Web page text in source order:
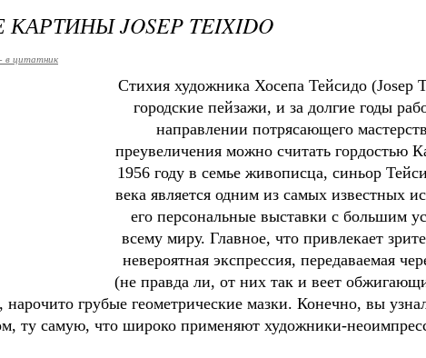
JOSEP TEIXIDO
в цитатник
Стихия художника Хосепа Тейсидо (Josep
городские пейзажи, и за долгие годы
направлении потрясающего
преувеличения можно считать гордостью
1956 году в семье живописца, синьор
века является одним из самых известных
его персональные выставки с большим
всему миру. Главное, что привлекает
невероятная экспрессия, передаваемая
(не правда ли, от них так и веет
нарочито грубые геометрические мазки. Конечно, вы
ту самую, что широко применяют художники-